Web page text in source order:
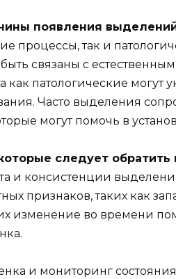
появления
процессы, так и
связаны с
как патологические
Часто выделения
могут помочь в
следует обратить
и консистенции
признаков, таких как
изменение во времени
и мониторинг